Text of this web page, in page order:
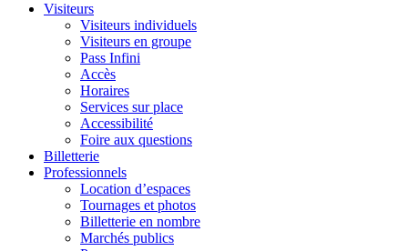
Visiteurs
Visiteurs individuels
Visiteurs en groupe
Pass Infini
Accès
Horaires
Services sur place
Accessibilité
Foire aux questions
Billetterie
Professionnels
Location d’espaces
Tournages et photos
Billetterie en nombre
Marchés publics